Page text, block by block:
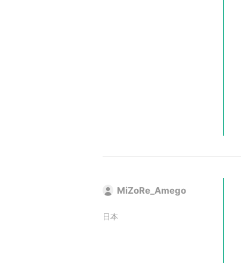
MiZoRe_Amego
日本